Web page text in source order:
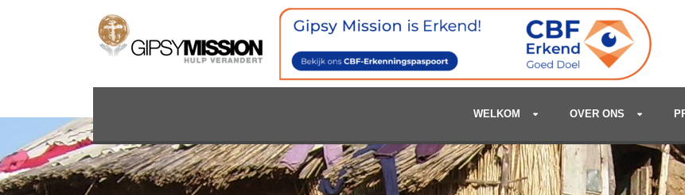
WELKOM OVER ONS